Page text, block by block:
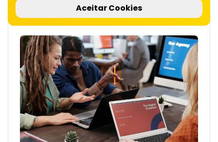
3 minutos de leitura
Aceitar Cookies